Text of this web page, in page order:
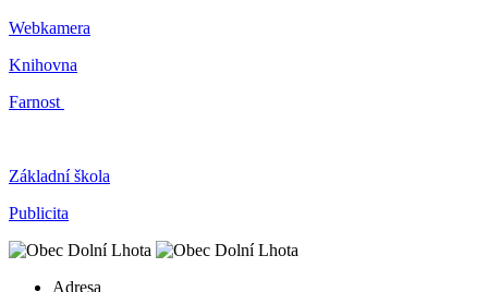
Webkamera
Knihovna
Farnost
Základní škola
Publicita
Adresa